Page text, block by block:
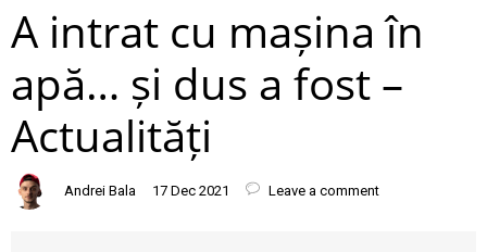
A intrat cu mașina în
apă… și dus a fost –
Actualități
Andrei Bala 17 Dec 2021 Leave a comment